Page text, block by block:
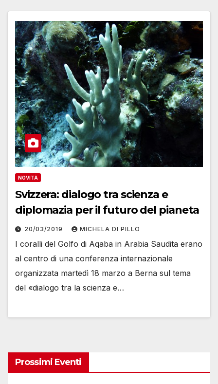
NOVITÀ
Svizzera: dialogo tra scienza e
diplomazia per il futuro del pianeta
20/03/2019 MICHELA DI PILLO
I coralli del Golfo di Aqaba in Arabia Saudita erano
al centro di una conferenza internazionale
organizzata martedì 18 marzo a Berna sul tema
del «dialogo tra la scienza e…
Prossimi Eventi